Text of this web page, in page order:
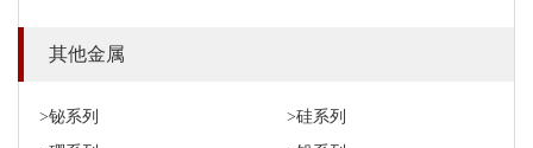
其他金属
>铋系列
>硅系列